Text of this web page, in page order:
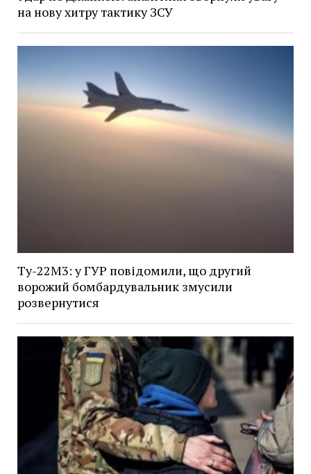
на нову хитру тактику ЗСУ
Ту-22М3: у ГУР повідомили, що другий
ворожий бомбардувальник змусили
розвернутися